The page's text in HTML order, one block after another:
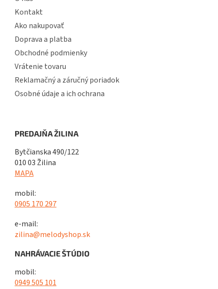
Kontakt
Ako nakupovať
Doprava a platba
Obchodné podmienky
Vrátenie tovaru
Reklamačný a záručný poriadok
Osobné údaje a ich ochrana
PREDAJŇA ŽILINA
Bytčianska 490/122
010 03 Žilina
MAPA
mobil:
0905 170 297
e-mail:
zilina@melodyshop.sk
NAHRÁVACIE ŠTÚDIO
mobil:
0949 505 101